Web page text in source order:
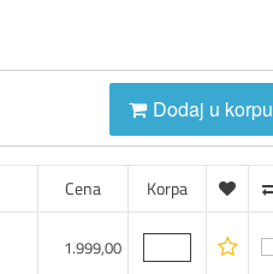
Dodaj u korpu
Cena Korpa
1.999,00